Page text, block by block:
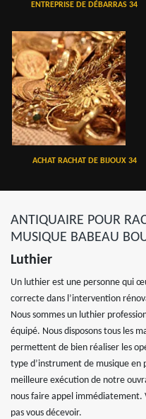
ENTREPRISE DE DÉBARRAS 34
ACHAT RACHAT DE BIJOUX 34
ANTIQUAIRE POUR
MUSIQUE BABEAU
Luthier
Un luthier est une personne qui
correcte dans l’intervention
Nous sommes un luthier
équipé. Nous disposons tous les
permettent de bien réaliser les
type d’instrument de musique en
meilleure exécution de notre
nous faire appel immédiatement.
pas vous décevoir.